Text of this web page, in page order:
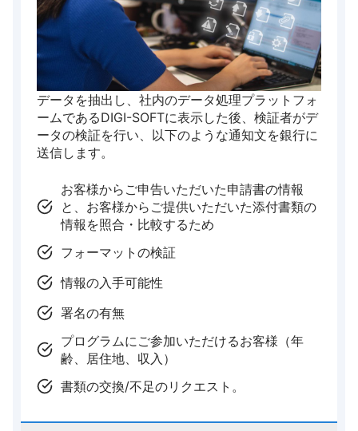
データを抽出し、社内のデータ処理プラットフォ
ームであるDIGI-SOFTに表示した後、検証者がデ
ータの検証を行い、以下のような通知文を銀行に
送信します。
お客様からご申告いただいた申請書の情報
と、お客様からご提供いただいた添付書類の
情報を照合・比較するため
フォーマットの検証
情報の入手可能性
署名の有無
プログラムにご参加いただけるお客様（年
齢、居住地、収入）
書類の交換/不足のリクエスト。